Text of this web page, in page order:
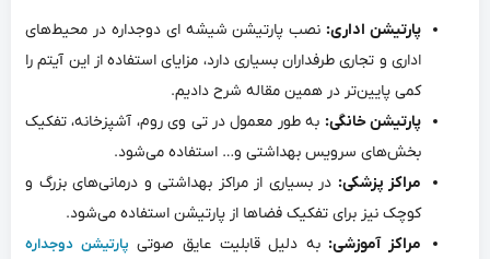
پارتیشن اداری: نصب پارتیشن شیشه ای دوجداره در محیط‌‌های
اداری و تجاری طرفداران بسیاری دارد، مزایای استفاده از این آیتم را
کمی پایین‌‌تر در همین مقاله شرح دادیم.
پارتیشن خانگی: به طور معمول در تی وی روم، آشپزخانه، تفکیک
بخش‌‌های سرویس بهداشتی و… استفاده می‌‌شود.
مراکز پزشکی: در بسیاری از مراکز بهداشتی و درمانی‌‌های بزرگ و
کوچک نیز برای تفکیک فضاها از پارتیشن استفاده می‌‌شود.
مراکز آموزشی: به دلیل قابلیت عایق صوتی پارتیشن دوجداره